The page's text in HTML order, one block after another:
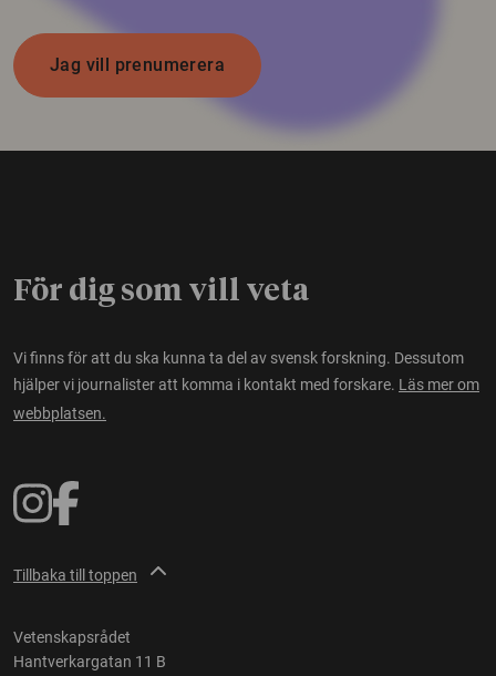
Jag vill prenumerera
För dig som vill veta
Vi finns för att du ska kunna ta del av svensk forskning. Dessutom
hjälper vi journalister att komma i kontakt med forskare. Läs mer om
webbplatsen.
Tillbaka till toppen
Vetenskapsrådet
Hantverkargatan 11 B